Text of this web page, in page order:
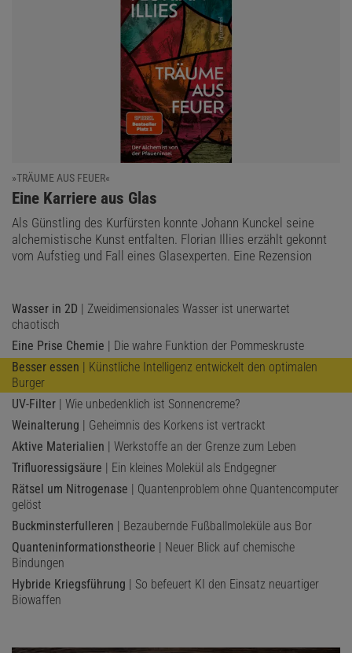
»TRÄUME AUS FEUER«
:
Eine Karriere aus Glas
Als Günstling des Kurfürsten konnte Johann Kunckel seine
alchemistische Kunst entfalten. Florian Illies erzählt gekonnt
vom Aufstieg und Fall eines Glasexperten. Eine Rezension
Wasser in 2D | Zweidimensionales Wasser ist unerwartet
chaotisch
Eine Prise Chemie | Die wahre Funktion der Pommeskruste
Besser essen | Künstliche Intelligenz entwickelt den optimalen
Burger
UV-Filter | Wie unbedenklich ist Sonnencreme?
Weinalterung | Geheimnis des Korkens ist vertrackt
Aktive Materialien | Werkstoffe an der Grenze zum Leben
Trifluoressigsäure | Ein kleines Molekül als Endgegner
Rätsel um Nitrogenase | Quantenproblem ohne Quantencomputer
gelöst
Buckminsterfulleren | Bezaubernde Fußballmoleküle aus Bor
Quanteninformationstheorie | Neuer Blick auf chemische
Bindungen
Hybride Kriegsführung | So befeuert KI den Einsatz neuartiger
Biowaffen